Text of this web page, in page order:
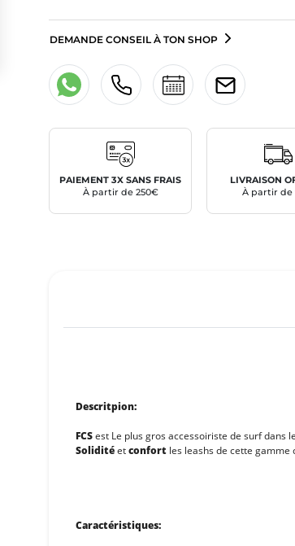
DEMANDE CONSEIL À TON SHOP
PAIEMENT 3X SANS FRAIS
À partir de 250€
LIVRAISON
À partir de
Descritpion:
FCSest Le plus gros accessoiriste de surf dans le
Soliditéetconfortles leashs de cette gamme
Caractéristiques: